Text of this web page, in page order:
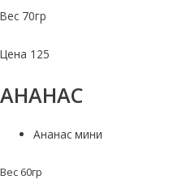
Вес 70гр
Цена 125
АНАНАС
Ананас мини
Вес 60гр